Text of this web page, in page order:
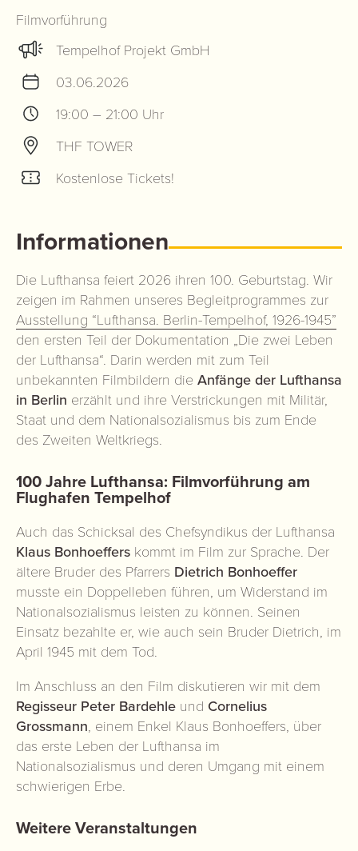
Filmvorführung
Tempelhof Projekt GmbH
03.06.2026
19:00 – 21:00 Uhr
THF TOWER
Kostenlose Tickets!
Informationen
Die Lufthansa feiert 2026 ihren 100. Geburtstag. Wir
zeigen im Rahmen unseres Begleitprogrammes zur
Ausstellung “Lufthansa. Berlin-Tempelhof, 1926-1945”
den ersten Teil der Dokumentation „Die zwei Leben
der Lufthansa“. Darin werden mit zum Teil
unbekannten Filmbildern die Anfänge der Lufthansa
in Berlin erzählt und ihre Verstrickungen mit Militär,
Staat und dem Nationalsozialismus bis zum Ende
des Zweiten Weltkriegs.
100 Jahre Lufthansa: Filmvorführung am
Flughafen Tempelhof
Auch das Schicksal des Chefsyndikus der Lufthansa
Klaus Bonhoeffers kommt im Film zur Sprache. Der
ältere Bruder des Pfarrers Dietrich Bonhoeffer
musste ein Doppelleben führen, um Widerstand im
Nationalsozialismus leisten zu können. Seinen
Einsatz bezahlte er, wie auch sein Bruder Dietrich, im
April 1945 mit dem Tod.
Im Anschluss an den Film diskutieren wir mit dem
Regisseur Peter Bardehle und Cornelius
Grossmann, einem Enkel Klaus Bonhoeffers, über
das erste Leben der Lufthansa im
Nationalsozialismus und deren Umgang mit einem
schwierigen Erbe.
Weitere Veranstaltungen